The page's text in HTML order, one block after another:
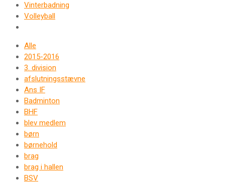
Vinterbadning
Volleyball
Alle
2015-2016
3. division
afslutningsstævne
Ans IF
Badminton
BHF
blev medlem
børn
børnehold
brag
brag i hallen
BSV